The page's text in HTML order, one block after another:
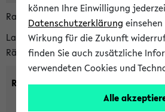
Raumanfragen:
raumvergabe@uni-
Lassen Sie sich alle Räume anzeigen
Räumen mit bestimmten
Raumkriterien:
können Ihre Einwilligung
Datenschutzerklärung
Wirkung für die Zukunft
finden Sie auch zusätzliche
verwendeten Cookies und
Alle